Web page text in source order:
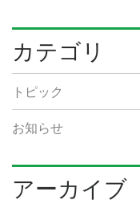
カテゴリ
トピック
お知らせ
アーカイブ